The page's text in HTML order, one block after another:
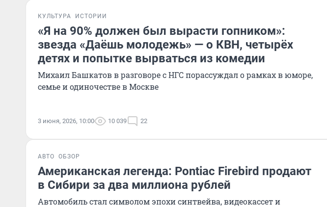
КУЛЬТУРА ИСТОРИИ
«Я на 90% должен был вырасти гопником»:
звезда «Даёшь молодежь» — о КВН, четырёх
детях и попытке вырваться из комедии
Михаил Башкатов в разговоре с НГС порассуждал о рамках в юморе,
семье и одиночестве в Москве
3 июня, 2026, 10:00 10 039 22
АВТО ОБЗОР
Американская легенда: Pontiac Firebird продают
в Сибири за два миллиона рублей
Автомобиль стал символом эпохи синтвейва, видеокассет и